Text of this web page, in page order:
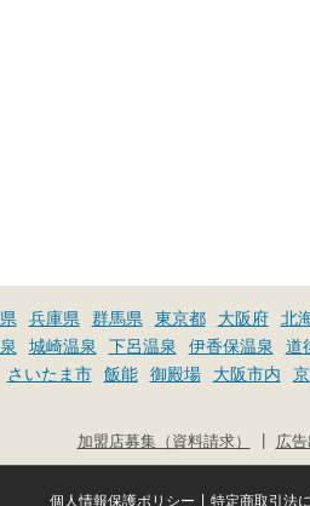
兵庫県 群馬県 東京都 大阪府 北
城崎温泉 下呂温泉 伊香保温泉 道
さいたま市 飯能 御殿場 大阪市内
広
加盟店募集（資料請求）
特定商取引法
個人情報保護ポリシー